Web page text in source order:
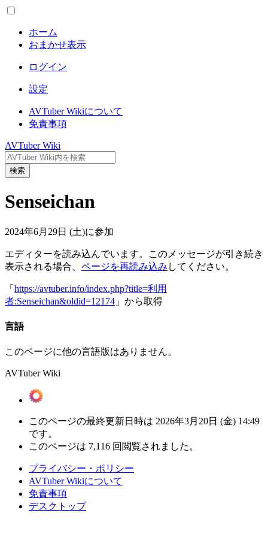
ホーム
おまかせ表示
ログイン
設定
AVTuber Wikiについて
免責事項
AVTuber Wiki
検索
Senseichan
2024年6月29日 (土)に参加
エディターを読み込んでいます。このメッセージが引き続き
表示される場合、 ページを再読み込み してください。
「 https://avtuber.info/index.php?title=利用
者:Senseichan&oldid=12174 」から取得
言語
このページに他の言語版はありません。
AVTuber Wiki
このページの最終更新日時は 2026年3月20日 (金) 14:49
です。
このページは 7,116 回閲覧されました。
プライバシー・ポリシー
AVTuber Wikiについて
免責事項
デスクトップ